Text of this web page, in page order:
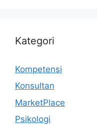
Kategori
Kompetensi
Konsultan
MarketPlace
Psikologi